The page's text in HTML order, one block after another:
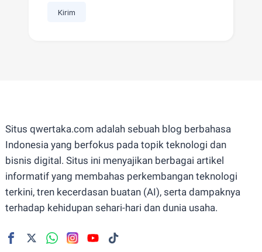
Situs qwertaka.com adalah sebuah blog berbahasa
Indonesia yang berfokus pada topik teknologi dan
bisnis digital. Situs ini menyajikan berbagai artikel
informatif yang membahas perkembangan teknologi
terkini, tren kecerdasan buatan (AI), serta dampaknya
terhadap kehidupan sehari-hari dan dunia usaha.